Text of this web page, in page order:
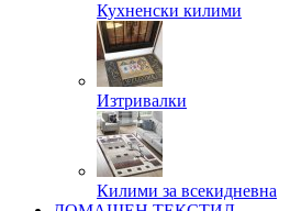
Кухненски килими
Изтривалки
Килими за всекидневна